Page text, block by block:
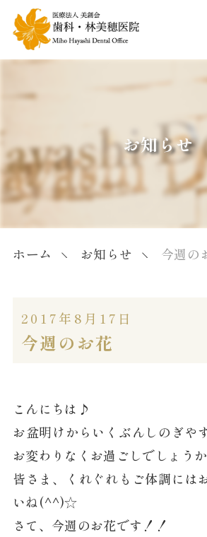
お知らせ
ホーム お知らせ 今週の
2017年8月17日
今週のお花
こんにちは♪
お盆明けからいくぶんしのぎや
お変わりなくお過ごしでしょう
皆さま、くれぐれもご体調には
いね(^^)☆
さて、今週のお花です！！